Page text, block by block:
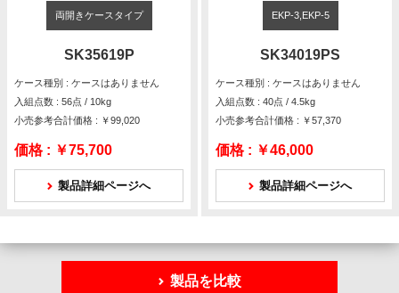
両開きケースタイプ
SK35619P
ケース種別 : ケースはありません
入組点数 : 56点 / 10kg
小売参考合計価格 : ￥99,020
価格 : ￥75,700
製品詳細ページへ
EKP-3,EKP-5
SK34019PS
ケース種別 : ケースはありません
入組点数 : 40点 / 4.5kg
小売参考合計価格 : ￥57,370
価格 : ￥46,000
製品詳細ページへ
製品を比較